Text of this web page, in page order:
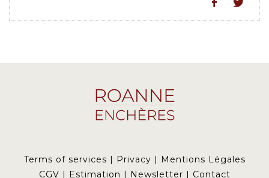
Terms of services Privacy
Mentions Légales
CGV
Estimation Newsletter Contact